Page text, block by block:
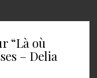
“Là où
– Delia